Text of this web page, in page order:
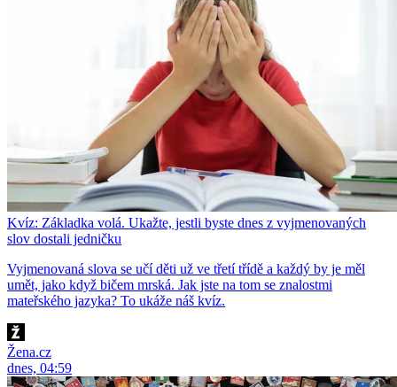
Kvíz: Základka volá. Ukažte, jestli byste dnes z vyjmenovaných
slov dostali jedničku
Vyjmenovaná slova se učí děti už ve třetí třídě a každý by je měl
umět, jako když bičem mrská. Jak jste na tom se znalostmi
mateřského jazyka? To ukáže náš kvíz.
Žena.cz
dnes, 04:59